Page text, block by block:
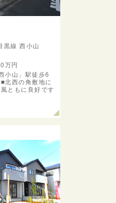
黒線 西小山
万円
小山」駅徒歩6
北西の角敷地に
ともに良好です